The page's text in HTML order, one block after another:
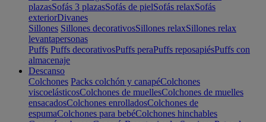
plazasSofás 3 plazasSofás de pielSofás relaxSofás
exteriorDivanes
Sillones Sillones decorativosSillones relaxSillones relax
levantapersonas
Puffs Puffs decorativosPuffs peraPuffs reposapiésPuffs con
almacenaje
Descanso
Colchones Packs colchón y canapéColchones
viscoelásticosColchones de muellesColchones de muelles
ensacadosColchones enrolladosColchones de
espumaColchones para bebéColchones hinchables